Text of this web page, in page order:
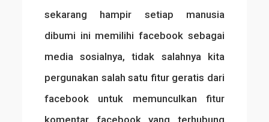
sekarang hampir setiap manusia
dibumi ini memilihi facebook sebagai
media sosialnya, tidak salahnya kita
pergunakan salah satu fitur geratis dari
facebook untuk memunculkan fitur
komentar facebook yang terhubung